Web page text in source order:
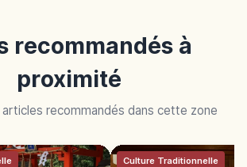
recommandés à
proximité
articles recommandés dans cette zone
Culture Traditionnelle